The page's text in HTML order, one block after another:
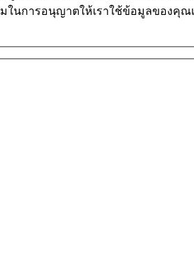
ในการอนุญาตให้เราใช้ข้อมูลของคุณ